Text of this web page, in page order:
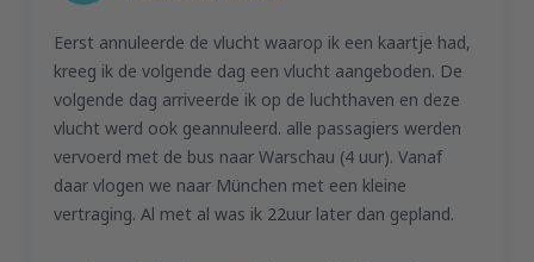
Eerst annuleerde de vlucht waarop ik een kaartje had,
kreeg ik de volgende dag een vlucht aangeboden. De
volgende dag arriveerde ik op de luchthaven en deze
vlucht werd ook geannuleerd. alle passagiers werden
vervoerd met de bus naar Warschau (4 uur). Vanaf
daar vlogen we naar München met een kleine
vertraging. Al met al was ik 22uur later dan gepland.